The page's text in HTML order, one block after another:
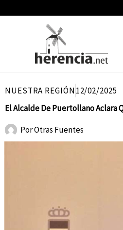
NUESTRA REGIÓN12/02/2025
El Alcalde De Puertollano Aclara
PorOtras Fuentes